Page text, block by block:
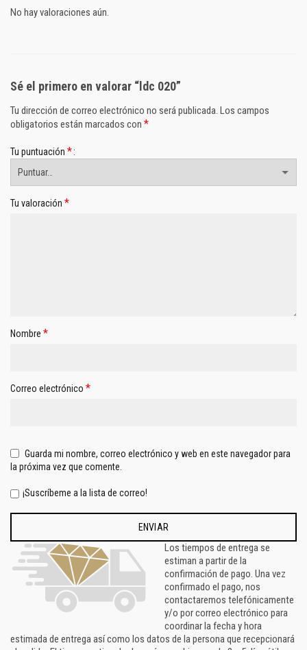
No hay valoraciones aún.
Sé el primero en valorar “ldc 020”
Tu dirección de correo electrónico no será publicada. Los campos
obligatorios están marcados con *
Tu puntuación *
Tu valoración *
Nombre *
Correo electrónico *
Guarda mi nombre, correo electrónico y web en este navegador para
la próxima vez que comente.
¡Suscríbeme a la lista de correo!
Los tiempos de entrega se
estiman a partir de la
confirmación de pago. Una vez
confirmado el pago, nos
contactaremos telefónicamente
y/o por correo electrónico para
coordinar la fecha y hora
estimada de entrega así como los datos de la persona que recepcionará